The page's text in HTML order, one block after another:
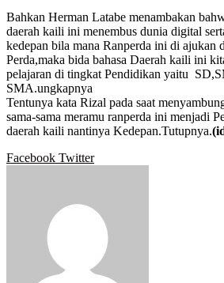
Bahkan Herman Latabe menambakan
daerah kaili ini menembus dunia digital
kedepan bila mana Ranperda ini di ajukan
Perda,maka bida bahasa Daerah kaili ini
pelajaran di tingkat Pendidikan yaitu
SMA.ungkapnya
Tentunya kata Rizal pada saat
sama-sama meramu ranperda ini menjadi
daerah kaili nantinya Kedepan.Tutupnya.
Facebook TwitterGoogle+
LinkedIn
StumbleUpon
Tumblr
Pinterest
Reddit
VKontakte
WhatsApp
Telegram
Viber
Share
Print